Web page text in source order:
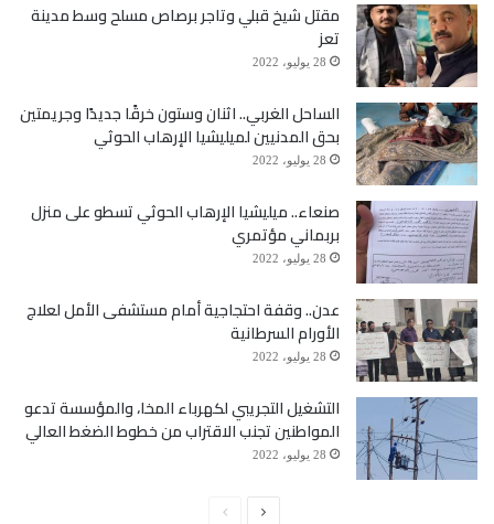
مقتل شيخ قبلي وتاجر برصاص مسلح وسط مدينة
تعز
28 يوليو، 2022
الساحل الغربي.. اثنان وستون خرقًا جديدًا وجريمتين
بحق المدنيين لميليشيا الإرهاب الحوثي
28 يوليو، 2022
صنعاء.. ميليشيا الإرهاب الحوثي تسطو على منزل
بربماني مؤتمري
28 يوليو، 2022
عدن.. وقفة احتجاجية أمام مستشفى الأمل لعلاج
الأورام السرطانية
28 يوليو، 2022
التشغيل التجريبي لكهرباء المخا، والمؤسسة تدعو
المواطنين تجنب الاقتراب من خطوط الضغط العالي
28 يوليو، 2022
الصفحةالصفحة